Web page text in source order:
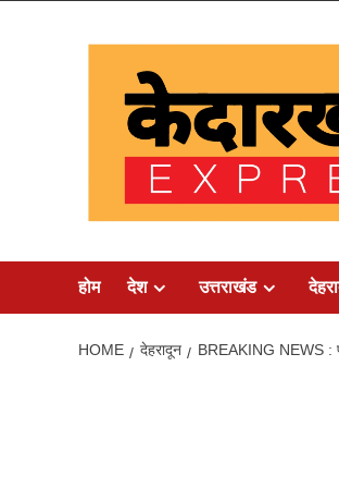
होम देश उत्तराखंड
HOME देहरादून BREAKING NEWS :